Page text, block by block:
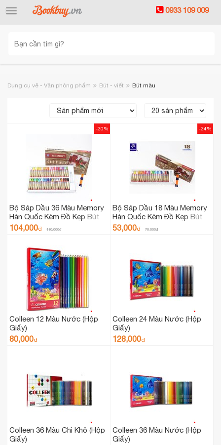
Toggle
0933 109 009
Dụng cụ vẽ - Văn phòng phẩm Bút - viết Bút màu
Bộ Sáp Dầu 36 Màu Memory
Hàn Quốc Kèm Đồ Kẹp Bút
Màu
104,000₫ 130,000₫
-20%
Bộ Sáp Dầu 18 Màu Memory
Hàn Quốc Kèm Đồ Kẹp Bút
Màu
53,000₫ 70,000₫
-24%
Colleen 12 Màu Nước (Hộp
Giấy)
80,000₫
Colleen 24 Màu Nước (Hộp
Giấy)
128,000₫
Colleen 36 Màu Chì Khô (Hộp
Giấy)
Colleen 36 Màu Nước (Hộp
Giấy)